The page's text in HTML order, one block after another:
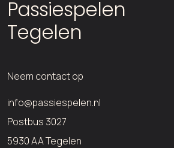
Passiespelen
Tegelen
Neem contact op
info@passiespelen.nl
Postbus 3027
5930 AA Tegelen